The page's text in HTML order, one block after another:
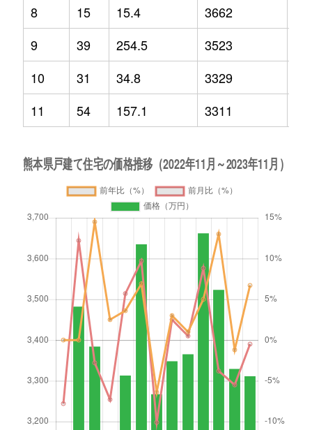
8
15 15.4 3662
9
39 254.5 3523
10
31 34.8 3329
11
54 157.1 3311